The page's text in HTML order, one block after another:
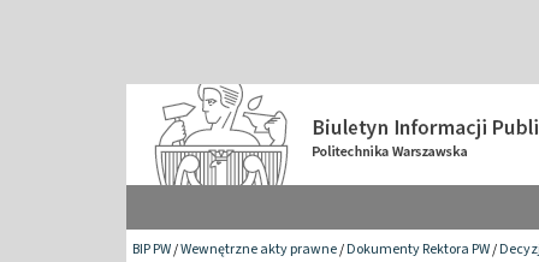
BIP PW/Wewnętrzne akty prawne/Dokumenty Rektora PW/